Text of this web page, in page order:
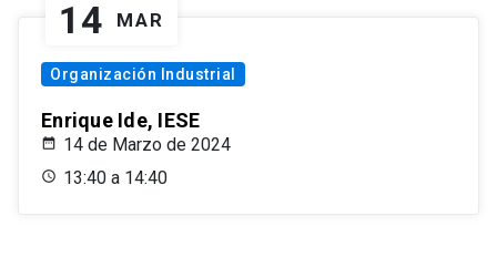
14 MAR
Organización Industrial
Enrique Ide, IESE
14 de Marzo de 2024
13:40 a 14:40